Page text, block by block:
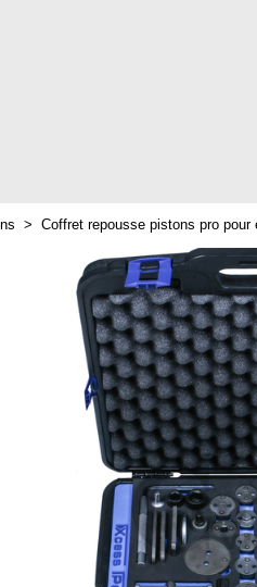
> Coffret repousse pistons pro